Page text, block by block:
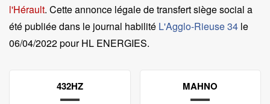
l'Hérault. Cette annonce légale de transfert siège social a
été publiée dans le journal habilité L'Agglo-Rieuse 34 le
06/04/2022 pour HL ENERGIES.
432HZ MAHNO